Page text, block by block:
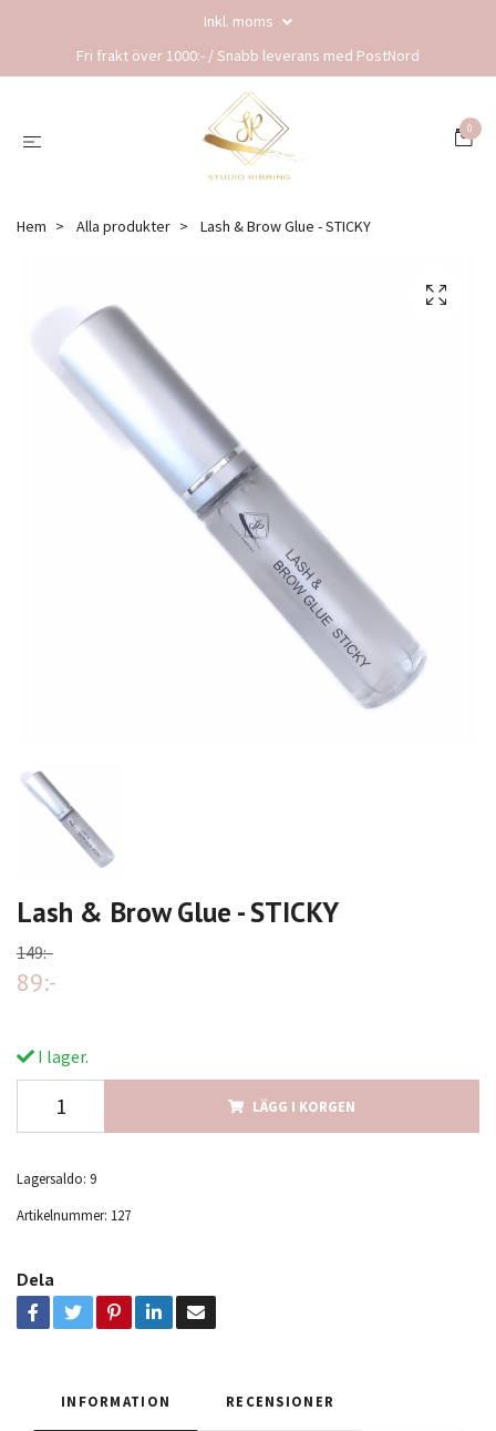
Inkl. moms
Fri frakt över 1000:- / Snabb leverans med PostNord
0
Hem Alla produkter Lash & Brow Glue - STICKY
Lash & Brow Glue - STICKY
149:-
89:-
I lager.
LÄGG I KORGEN
Lagersaldo: 9
Artikelnummer: 127
Dela
INFORMATION RECENSIONER